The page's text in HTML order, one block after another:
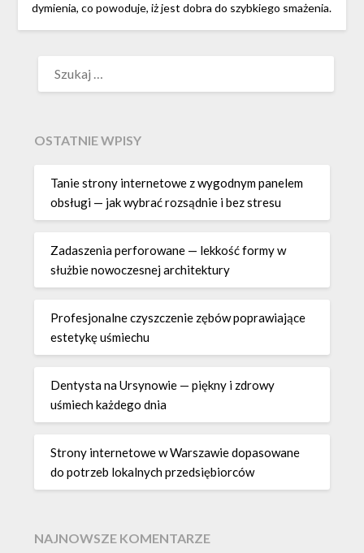
dymienia, co powoduje, iż jest dobra do szybkiego smażenia.
OSTATNIE WPISY
Tanie strony internetowe z wygodnym panelem
obsługi — jak wybrać rozsądnie i bez stresu
Zadaszenia perforowane — lekkość formy w
służbie nowoczesnej architektury
Profesjonalne czyszczenie zębów poprawiające
estetykę uśmiechu
Dentysta na Ursynowie — piękny i zdrowy
uśmiech każdego dnia
Strony internetowe w Warszawie dopasowane
do potrzeb lokalnych przedsiębiorców
NAJNOWSZE KOMENTARZE